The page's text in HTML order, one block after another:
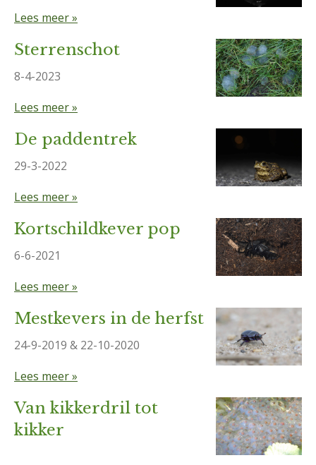
Lees meer »
Sterrenschot
8-4-2023
Lees meer »
De paddentrek
29-3-2022
Lees meer »
Kortschildkever pop
6-6-2021
Lees meer »
Mestkevers in de herfst
24-9-2019 & 22-10-2020
Lees meer »
Van kikkerdril tot
kikker